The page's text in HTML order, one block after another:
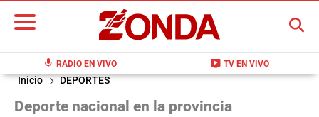
mic RADIO EN VIVO live_tv TV EN VIVO
BUSCAR
Inicio DEPORTES
Deporte nacional en la provincia